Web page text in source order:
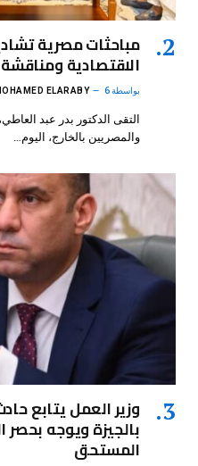
مباحثات مصرية
الاقتصادية
بواسطة ELARABY 6 أغسطس، 2026
التقى الدكتور بدر عبد
والمصريين بالخارج، اليوم…
وزير العمل يتابع
بالجيزة ويوجه بحصر
المستحق